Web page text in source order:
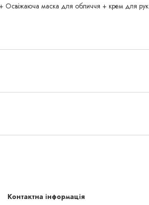
Освіжаюча маска для обличчя + крем для рук
Контактна інформація